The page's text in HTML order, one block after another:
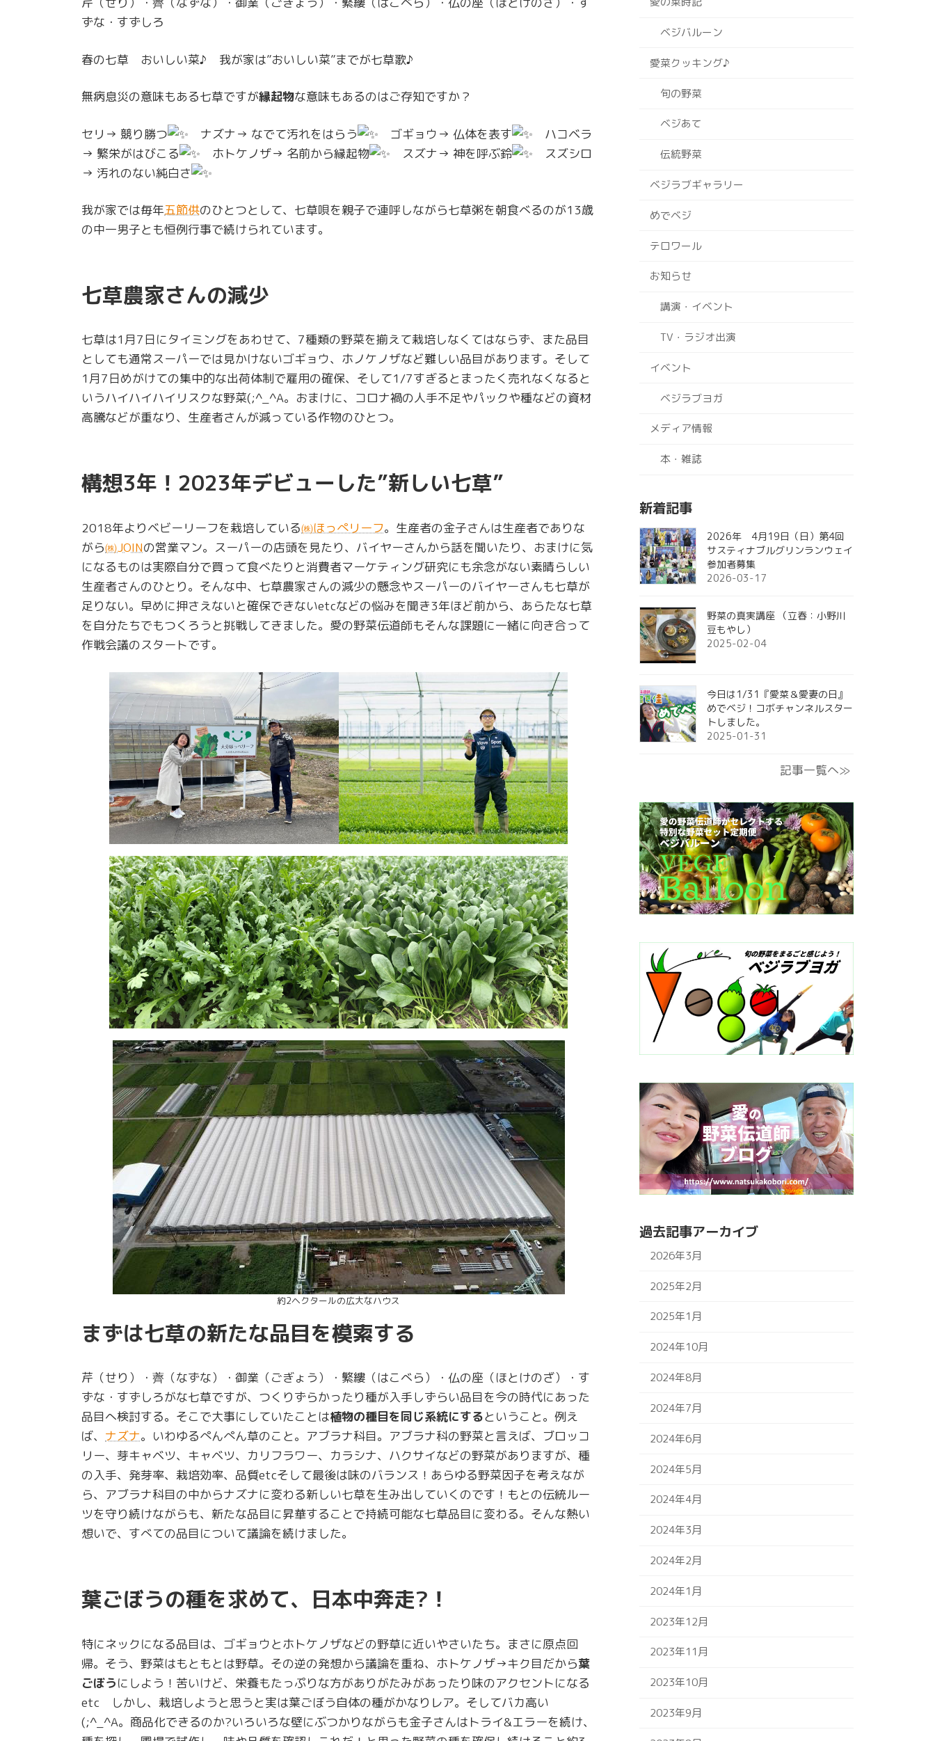
ずな・すずしろ
春の七草 おいしい菜♪ 我が家は”おいしい菜”までが七草歌♪
無病息災の意味もある七草ですが縁起物な意味もあるのはご存知ですか？
セリ→ 競り勝つ ナズナ→ なでて汚れをはらう ゴギョウ→ 仏体を表す
ハコベラ
→ 繁栄がはびこる
ホトケノザ→ 名前から縁起物 スズナ→ 神を呼ぶ鈴
スズシロ
→ 汚れのない純白さ
我が家では毎年五節供のひとつとして、七草唄を親子で連呼しながら七草粥を朝食べるのが13歳
の中一男子とも恒例行事で続けられています。
七草農家さんの減少
七草は1月7日にタイミングをあわせて、7種類の野菜を揃えて栽培しなくてはならず、また品目
としても通常スーパーでは見かけないゴギョウ、ホノケノザなど難しい品目があります。そして
1月7日めがけての集中的な出荷体制で雇用の確保、そして1/7すぎるとまったく売れなくなると
いうハイハイハイリスクな野菜(;^_^A。おまけに、コロナ禍の人手不足やパックや種などの資材
高騰などが重なり、生産者さんが減っている作物のひとつ。
構想3年！2023年デビューした”新しい七草”
2018年よりベビーリーフを栽培している㈱ほっぺリーフ。生産者の金子さんは生産者でありな
がら㈱JOINの営業マン。スーパーの店頭を見たり、バイヤーさんから話を聞いたり、おまけに気
になるものは実際自分で買って食べたりと消費者マーケティング研究にも余念がない素晴らしい
生産者さんのひとり。そんな中、七草農家さんの減少の懸念やスーパーのバイヤーさんも七草が
足りない。早めに押さえないと確保できないetcなどの悩みを聞き3年ほど前から、あらたな七草
を自分たちでもつくろうと挑戦してきました。愛の野菜伝道師もそんな課題に一緒に向き合って
作戦会議のスタートです。
約2ヘクタールの広大なハウス
まずは七草の新たな品目を模索する
芹（せり）・薺（なずな）・御業（ごぎょう）・繁縷（はこべら）・仏の座（ほとけのざ）・す
ずな・すずしろがな七草ですが、つくりずらかったり種が入手しずらい品目を今の時代にあった
品目へ検討する。そこで大事にしていたことは植物の種目を同じ系統にするということ。例え
ば、 ナズナ。いわゆるぺんぺん草のこと。アブラナ科目。アブラナ科の野菜と言えば、ブロッコ
リー、芽キャベツ、キャベツ、カリフラワー、カラシナ、ハクサイなどの野菜がありますが、種
の入手、発芽率、栽培効率、品質etcそして最後は味のバランス！あらゆる野菜因子を考えなが
ら、アブラナ科目の中からナズナに変わる新しい七草を生み出していくのです！もとの伝統ルー
ツを守り続けながらも、新たな品目に昇華することで持続可能な七草品目に変わる。そんな熱い
想いで、すべての品目について議論を続けました。
葉ごぼうの種を求めて、日本中奔走?！
特にネックになる品目は、ゴギョウとホトケノザなどの野草に近いやさいたち。まさに原点回
帰。そう、野菜はもともとは野草。その逆の発想から議論を重ね、ホトケノザ→キク目だから葉
ごぼうにしよう！苦いけど、栄養もたっぷりな方がありがたみがあったり味のアクセントになる
etc しかし、栽培しようと思うと実は葉ごぼう自体の種がかなりレア。そしてバカ高い
(;^_^A。商品化できるのか?いろいろな壁にぶつかりながらも金子さんはトライ&エラーを続け、
ベジバルーン
愛菜クッキング♪
旬の野菜
ベジあて
伝統野菜
ベジラブギャラリー
めでベジ
テロワール
お知らせ
講演・イベント
TV・ラジオ出演
イベント
ベジラブヨガ
メディア情報
本・雑誌
新着記事
2026年 4月19日（日）第4回
サスティナブルグリンランウェイ
参加者募集
2026-03-17
野菜の真実講座 （立春：小野川
豆もやし）
2025-02-04
今日は1/31『愛菜＆愛妻の日』
めでベジ！コボチャンネルスター
トしました。
2025-01-31
記事一覧へ≫
過去記事アーカイブ
2026年3月
2025年2月
2025年1月
2024年10月
2024年8月
2024年7月
2024年6月
2024年5月
2024年4月
2024年3月
2024年2月
2024年1月
2023年12月
2023年11月
2023年10月
2023年9月